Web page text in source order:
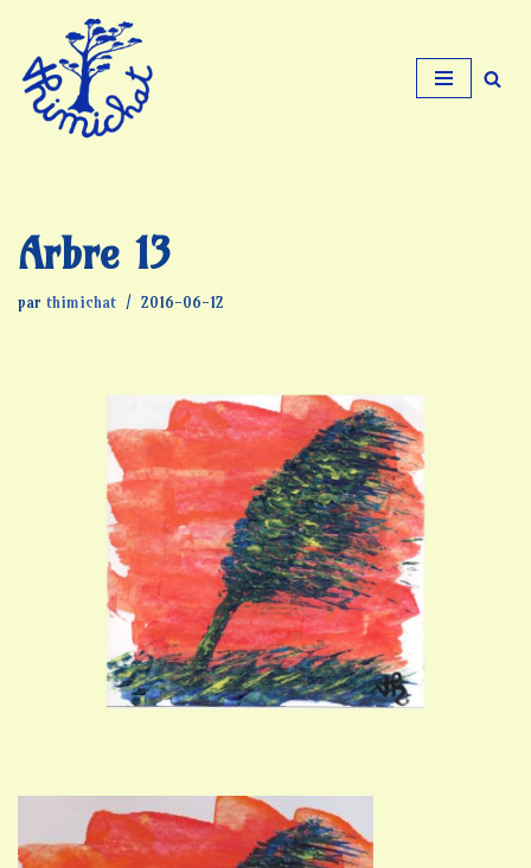
Aller
au
contenu
Arbre 13
par thimichat 2016-06-12